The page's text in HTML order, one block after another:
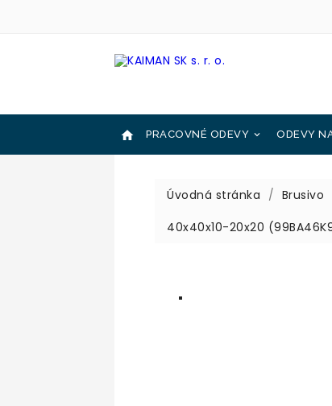
 
PRACOVNÉ ODEVY ODEVY
Úvodná stránka Brusivo
40x40x10-20x20